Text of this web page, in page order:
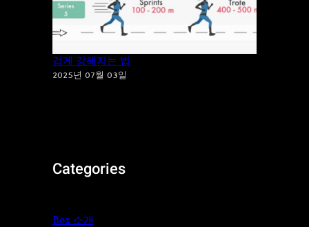
겁게 강해지는 법
2025년 07월 03일
Categories
Box 소개